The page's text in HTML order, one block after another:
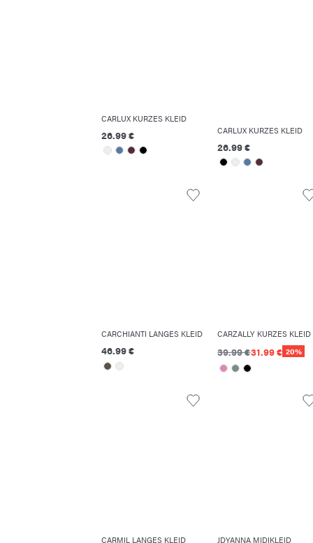
CARLUX KURZES KLEID
26.99 € CARLUX KURZES KLEID
26.99 €
CARCHIANTI LANGES KLEID
46.99 €
CARZALLY KURZES KLEID
39.99 €31.99 € 20%
CARMIL LANGES KLEID JDYANNA MIDIKLEID